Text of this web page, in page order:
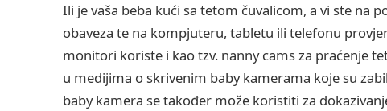
Ili je vaša beba kući sa tetom čuvalicom, a vi ste na
obaveza te na kompjuteru, tabletu ili telefonu
monitori koriste i kao tzv. nanny cams za praćenje
u medijima o skrivenim baby kamerama koje su
baby kamera se također može koristiti za